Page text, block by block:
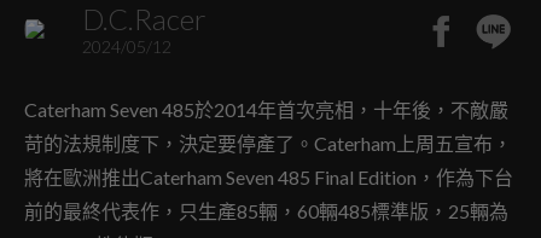
D.C.Racer
2024/05/12
Caterham Seven 485於2014年首次亮相，十年後，不敵嚴
苛的法規制度下，決定要停產了。Caterham上周五宣布，
將在歐洲推出Caterham Seven 485 Final Edition，作為下台
前的最終代表作，只生產85輛，60輛485標準版，25輛為